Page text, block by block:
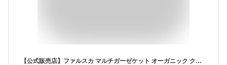
【公式販売店】ファルスカ マルチガーゼケット オーガニック クロスドット | 6重ガーゼ☆オーガニックコットン使用☆おくるみ・授乳ケープ・ポンチョ・膝掛けなどマルチに使用【赤ちゃん】【ベビー用品】【あす楽対応】